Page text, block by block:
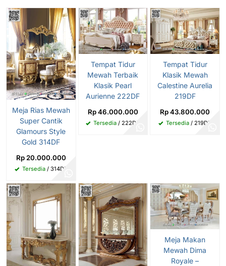
Meja Rias Mewah
Super Cantik
Glamours Style
Gold 314DF
Rp 20.000.000
Tersedia/ 314DF
Tempat Tidur
Mewah Terbaik
Klasik Pearl
Aurienne 222DF
Rp 46.000.000
Tersedia / 222DF
Tempat Tidur
Klasik Mewah
Calestine Aurelia
219DF
Rp 43.800.000
Tersedia / 219DF
Meja Makan
Mewah Dima
Royale –